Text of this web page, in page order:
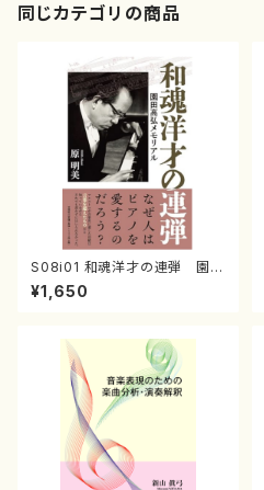
同じカテゴリの商品
S08i01 和魂洋才の連弾 園田
高弘メモリアル （原明美/書籍）
¥1,650